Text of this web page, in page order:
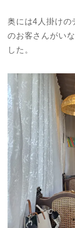
奥には4人掛けの
のお客さんがい
した。